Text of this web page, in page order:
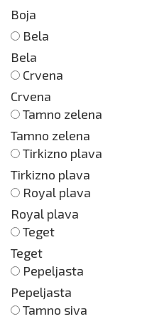
Boja
Bela
Bela
Crvena
Crvena
Tamno zelena
Tamno zelena
Tirkizno plava
Tirkizno plava
Royal plava
Royal plava
Teget
Teget
Pepeljasta
Pepeljasta
Tamno siva